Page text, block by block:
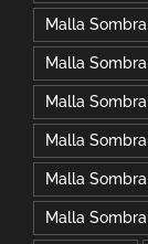
Malla
Malla
Malla
Malla
Malla
Malla